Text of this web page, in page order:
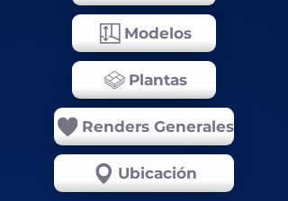
Modelos
Plantas
Renders Generales
Ubicación